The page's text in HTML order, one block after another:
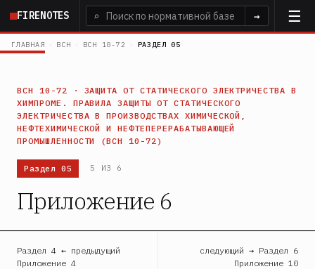
Перейти
основному
FIRENOTES ⌕ →
ГЛАВНАЯ › ВСН › ВСН 10-72 › РАЗДЕЛ 05
ВСН 10-72 · ЗАЩИТА ОТ СТАТИЧЕСКОГО ЭЛЕКТРИЧЕСТВА В
ХИМПРОМЕ. ПРАВИЛА ЗАЩИТЫ ОТ СТАТИЧЕСКОГО
ЭЛЕКТРИЧЕСТВА В ПРОИЗВОДСТВАХ ХИМИЧЕСКОЙ,
НЕФТЕХИМИЧЕСКОЙ И НЕФТЕПЕРЕРАБАТЫВАЮЩЕЙ
ПРОМЫШЛЕННОСТИ (ВСН 10-72)
Раздел 05 5 ИЗ 6
Приложение 6
Раздел 4 ← предыдущий
Приложение 4
следующий → Раздел 6
Приложение 10